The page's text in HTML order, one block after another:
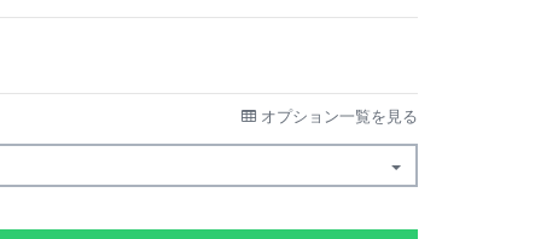
オプション一覧を見る